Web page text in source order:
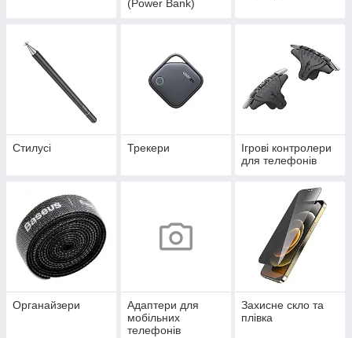
(Power Bank)
Стилусі Трекери
Ігрові контролери
для телефонів
Органайзери
Адаптери для
мобільних
телефонів
Захисне скло та
плівка